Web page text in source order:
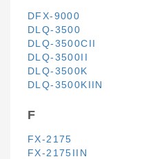
DFX-9000
DLQ-3500
DLQ-3500CII
DLQ-3500II
DLQ-3500K
DLQ-3500KIIN
F
FX-2175
FX-2175IIN